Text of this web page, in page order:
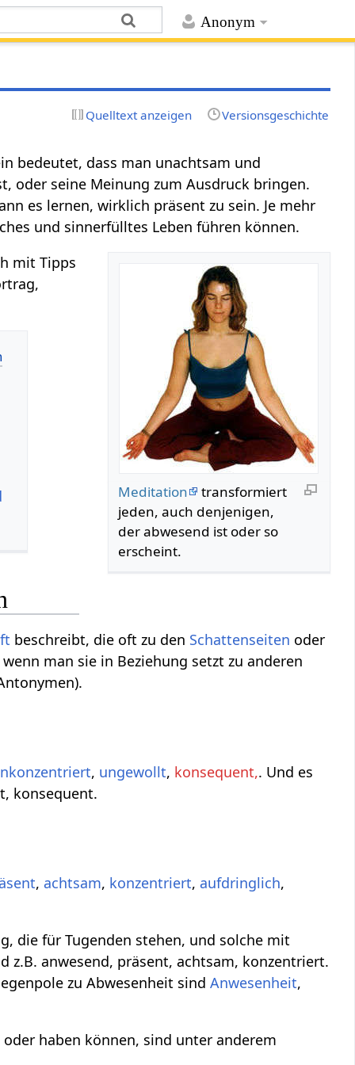
Anonym
Quelltext anzeigen Versionsgeschichte
bedeutet, dass man unachtsam und
oder seine Meinung zum Ausdruck bringen.
es lernen, wirklich präsent zu sein. Je mehr
und sinnerfülltes Leben führen können.
Meditation
transformiert
jeden, auch denjenigen,
der abwesend ist oder so
erscheint.
mit Tipps
beschreibt, die oft zu den Schattenseiten oder
man sie in Beziehung setzt zu anderen
, ungewollt, konsequent,. Und es
konsequent.
, achtsam, konzentriert, aufdringlich,
die für Tugenden stehen, und solche mit
z.B. anwesend, präsent, achtsam, konzentriert.
zu Abwesenheit sindAnwesenheit,
haben können, sind unter anderem